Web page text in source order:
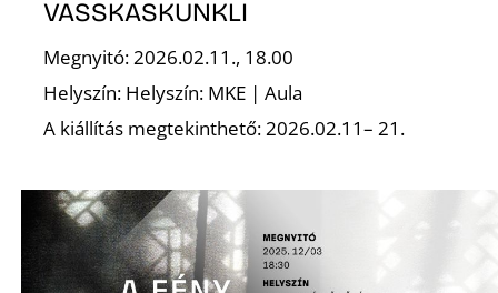
VASSKASKUNKLI
Megnyitó: 2026.02.11., 18.00
Helyszín: Helyszín: MKE | Aula
A kiállítás megtekinthető: 2026.02.11– 21.